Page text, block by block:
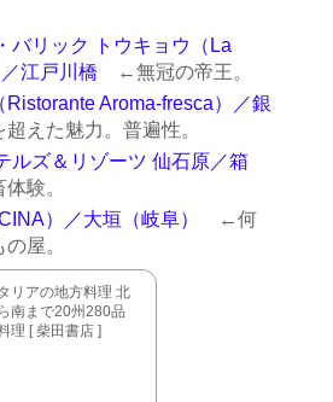
バリック トウキョウ（La
江戸川橋 ←無冠の帝王。
Aroma-fresca）／銀
えた魅力。普遍性。
ルズ＆リゾーツ 仙石原／箱
験。
）／大垣（岐阜）
←何
屋。
リアの地方料理 北
南まで20州280品
理 [ 柴田書店 ]